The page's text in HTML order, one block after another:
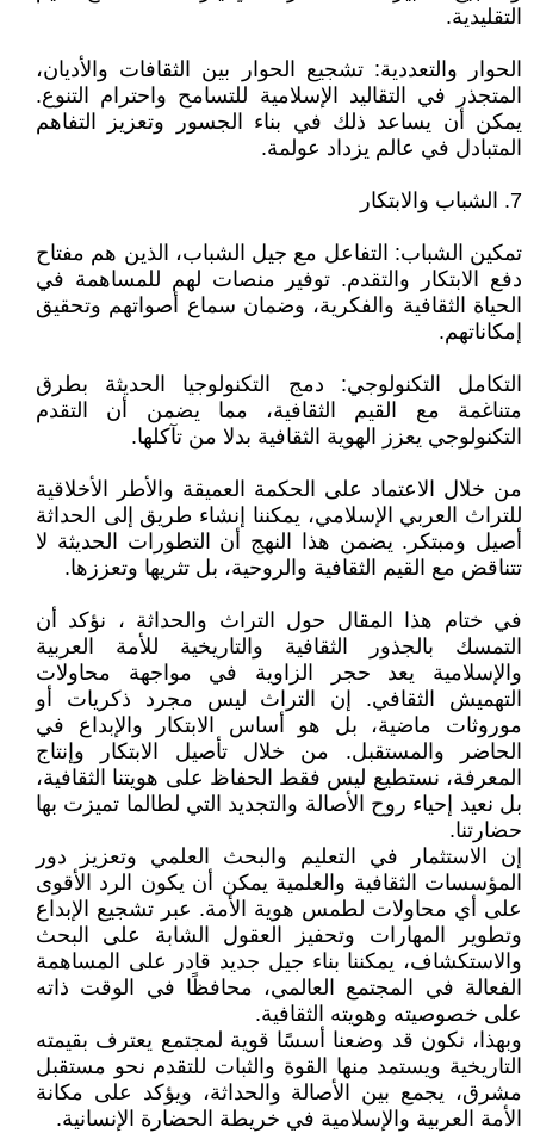
التقليدية.
الحوار والتعددية: تشجيع الحوار بين الثقافات والأديان،
المتجذر في التقاليد الإسلامية للتسامح واحترام التنوع.
يمكن أن يساعد ذلك في بناء الجسور وتعزيز التفاهم
المتبادل في عالم يزداد عولمة.
7. الشباب والابتكار
تمكين الشباب: التفاعل مع جيل الشباب، الذين هم مفتاح
دفع الابتكار والتقدم. توفير منصات لهم للمساهمة في
الحياة الثقافية والفكرية، وضمان سماع أصواتهم وتحقيق
إمكاناتهم.
التكامل التكنولوجي: دمج التكنولوجيا الحديثة بطرق
متناغمة مع القيم الثقافية، مما يضمن أن التقدم
التكنولوجي يعزز الهوية الثقافية بدلا من تآكلها.
من خلال الاعتماد على الحكمة العميقة والأطر الأخلاقية
للتراث العربي الإسلامي، يمكننا إنشاء طريق إلى الحداثة
أصيل ومبتكر. يضمن هذا النهج أن التطورات الحديثة لا
تتناقض مع القيم الثقافية والروحية، بل تثريها وتعززها.
في ختام هذا المقال حول التراث والحداثة ، نؤكد أن
التمسك بالجذور الثقافية والتاريخية للأمة العربية
والإسلامية يعد حجر الزاوية في مواجهة محاولات
التهميش الثقافي. إن التراث ليس مجرد ذكريات أو
موروثات ماضية، بل هو أساس الابتكار والإبداع في
الحاضر والمستقبل. من خلال تأصيل الابتكار وإنتاج
المعرفة، نستطيع ليس فقط الحفاظ على هويتنا الثقافية،
بل نعيد إحياء روح الأصالة والتجديد التي لطالما تميزت بها
حضارتنا.
إن الاستثمار في التعليم والبحث العلمي وتعزيز دور
المؤسسات الثقافية والعلمية يمكن أن يكون الرد الأقوى
على أي محاولات لطمس هوية الأمة. عبر تشجيع الإبداع
وتطوير المهارات وتحفيز العقول الشابة على البحث
والاستكشاف، يمكننا بناء جيل جديد قادر على المساهمة
الفعالة في المجتمع العالمي، محافظًا في الوقت ذاته
على خصوصيته وهويته الثقافية.
وبهذا، نكون قد وضعنا أسسًا قوية لمجتمع يعترف بقيمته
التاريخية ويستمد منها القوة والثبات للتقدم نحو مستقبل
مشرق، يجمع بين الأصالة والحداثة، ويؤكد على مكانة
الأمة العربية والإسلامية في خريطة الحضارة الإنسانية.